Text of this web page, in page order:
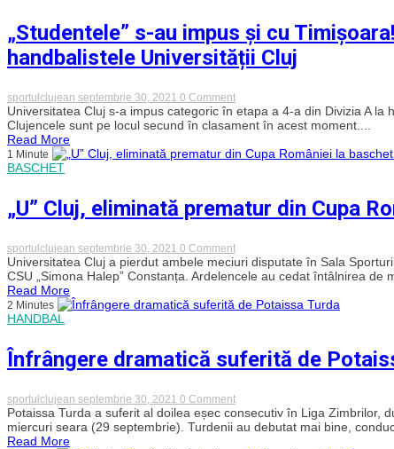
încheiat
o
săptămână
perfectă
„militarilor”
„Studentele” s-au impus și cu
handbalistele Universității Cluj
sportulclujean septembrie 30, 2021 0 Commenton
„Studentele”
s-
au
și
50
de
au
înscris
handbalistele
Universității
Universitatea Cluj s-a impus categoric în etapa a 4-a din Divizia A
Clujencele sunt pe locul secund în clasament în acest moment....
Read More
1 Minute
BASCHET
„U” Cluj, eliminată prematur din Cupa
sportulclujean septembrie 30, 2021 0 Commenton
„U”
Cluj,
eliminată
din
baschet
feminin
Universitatea Cluj a pierdut ambele meciuri disputate în Sala
CSU „Simona Halep” Constanța. Ardelencele au cedat întâlnirea de
Read More
2 Minutes
HANDBAL
Înfrângere dramatică suferită de
sportulclujean septembrie 30, 2021 0 Commenton
Înfrângere
dramatică
suferită
Potaissa Turda a suferit al doilea eșec consecutiv în Liga
miercuri seara (29 septembrie). Turdenii au debutat mai bine,
Read More